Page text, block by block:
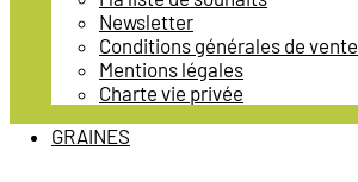
Newsletter
Conditions générales de vente
Mentions légales
Charte vie privée
GRAINES